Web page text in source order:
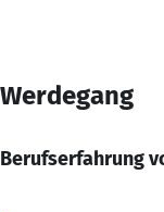
Werdegang
Berufserfahrung